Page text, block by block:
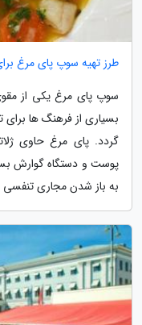
طرز تهیه سوپ پای مرغ
سوپ پای مرغ یکی از
بسیاری از فرهنگ ها
گردد. پای مرغ حاوی
پوست و دستگاه گوارش
به باز شدن مجاری